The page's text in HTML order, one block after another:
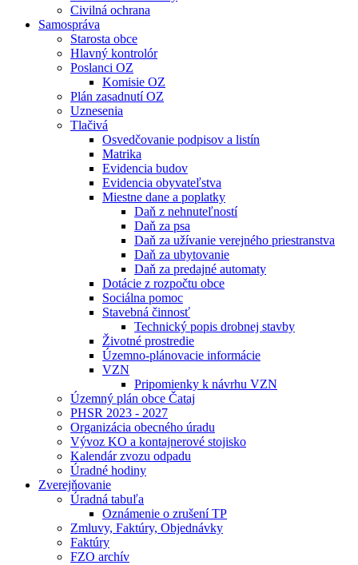
Civilná ochrana
Samospráva
Starosta obce
Hlavný kontrolór
Poslanci OZ
Komisie OZ
Plán zasadnutí OZ
Uznesenia
Tlačivá
Osvedčovanie podpisov a listín
Matrika
Evidencia budov
Evidencia obyvateľstva
Miestne dane a poplatky
Daň z nehnuteľností
Daň za psa
Daň za užívanie verejného priestranstva
Daň za ubytovanie
Daň za predajné automaty
Dotácie z rozpočtu obce
Sociálna pomoc
Stavebná činnosť
Technický popis drobnej stavby
Životné prostredie
Územno-plánovacie informácie
VZN
Pripomienky k návrhu VZN
Územný plán obce Čataj
PHSR 2023 - 2027
Organizácia obecného úradu
Vývoz KO a kontajnerové stojisko
Kalendár zvozu odpadu
Úradné hodiny
Zverejňovanie
Úradná tabuľa
Oznámenie o zrušení TP
Zmluvy, Faktúry, Objednávky
Faktúry
FZO archív